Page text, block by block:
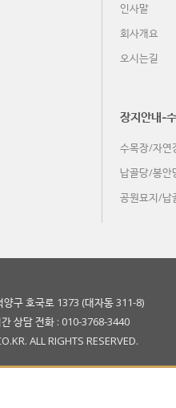
火 (10-31)
水 (11-1)
木 (11-2)
인사말
회사개요
오시는길
장지안내-
수목장/자연
납골당/봉안
공원묘지/납
구 호국로 1373 (대자동 311-8)
상담 전화 : 010-3768-3440
ALL RIGHTS RESERVED.